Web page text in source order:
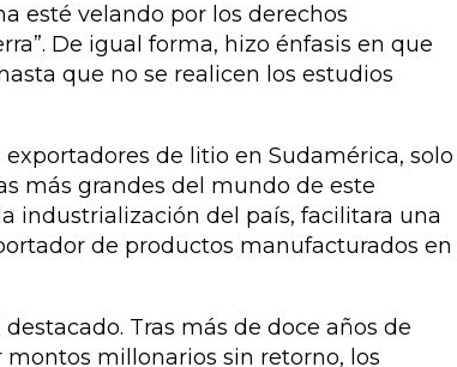
esté velando por los derechos
De igual forma, hizo énfasis en que
que no se realicen los estudios
de litio en Sudamérica, solo
más grandes del mundo de este
industrialización del país, facilitara una
de productos manufacturados en
Tras más de doce años de
millonarios sin retorno, los